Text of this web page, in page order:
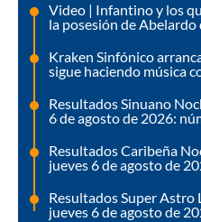
Video | Infantino y los
la posesión de Abelardo
Kraken Sinfónico
sigue haciendo música
Resultados Sinuano
6 de agosto de 2026:
Resultados Caribeña
jueves 6 de agosto de
Resultados Super
jueves 6 de agosto de